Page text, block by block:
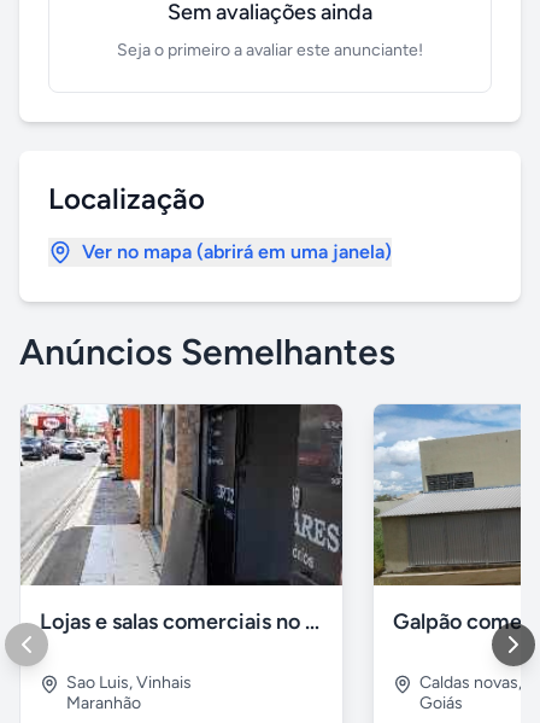
Sem avaliações ainda
Seja o primeiro a avaliar este anunciante!
Localização
Ver no mapa (abrirá em uma janela)
Anúncios Semelhantes
Lojas e salas comerciais no vinhais
Sao Luis,Vinhais
Maranhão
Galpão
Caldas novas,
Goiás